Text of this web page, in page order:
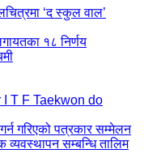
‘द स्कुल वाल’
१८ निर्णय
T F Taekwon do
गरिएको पत्रकार सम्मेलन
सम्बन्धि तालिम